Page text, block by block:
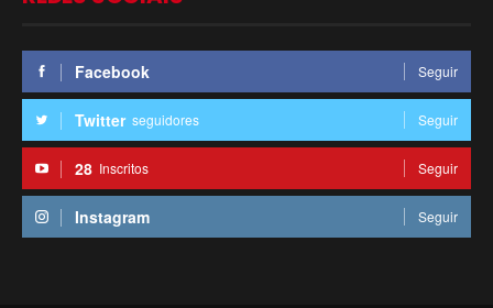
Facebook Seguir
Twitter seguidores Seguir
28 Inscritos Seguir
Instagram Seguir